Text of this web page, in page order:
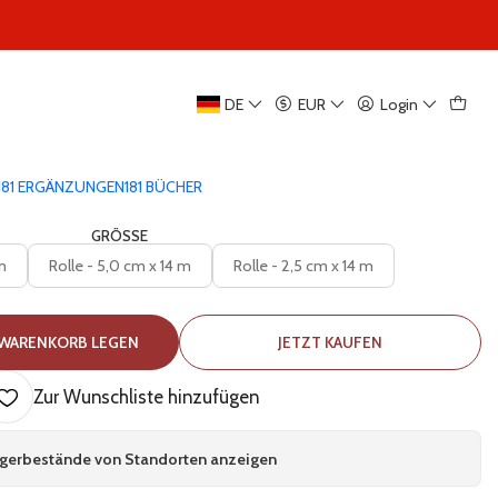
DE EUR Login
ERGÄNZUNGEN181 BÜCHER
Wolf-Tape – Rolle
GRÖSSE
Rolle - 5,0 cm x 14 m Rolle - 2,5 cm x 14 m
LEGEN JETZT KAUFEN
Zur Wunschliste hinzufügen
von Standorten anzeigen